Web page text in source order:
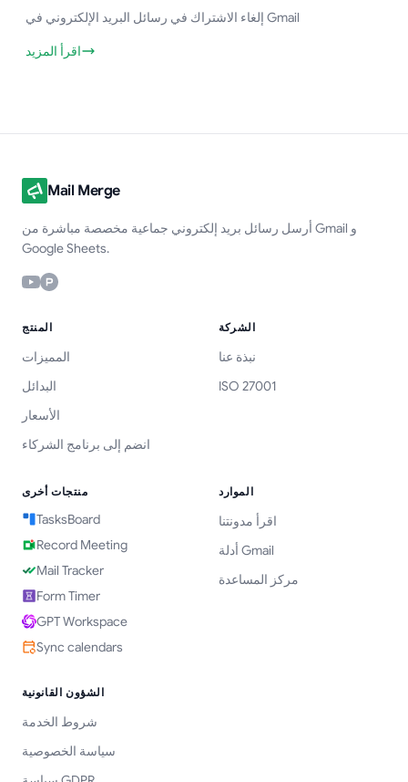
إلغاء الاشتراك في رسائل البريد الإلكتروني في Gmail
اقرأ المزيد
Mail Merge
أرسل رسائل بريد إلكتروني جماعية مخصصة مباشرة من Gmail و
Google Sheets.
المنتج
المميزات
البدائل
الأسعار
انضم إلى برنامج الشركاء
الشركة
نبذة عنا
ISO 27001
منتجات أخرى
TasksBoard
Record Meeting
Mail Tracker
Form Timer
GPT Workspace
Sync calendars
الموارد
اقرأ مدونتنا
أدلة Gmail
مركز المساعدة
الشؤون القانونية
شروط الخدمة
سياسة الخصوصية